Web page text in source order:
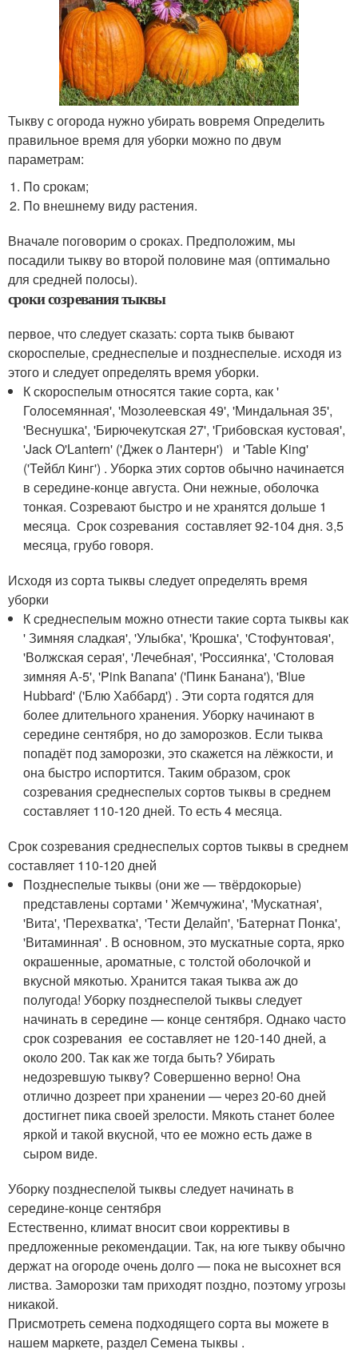
Тыкву с огорода нужно убирать вовремя Определить
правильное время для уборки можно по двум
параметрам:
По срокам;
По внешнему виду растения.
Вначале поговорим о сроках. Предположим, мы
посадили тыкву во второй половине мая (оптимально
для средней полосы).
сроки созревания тыквы
первое, что следует сказать: сорта тыкв бывают
скороспелые, среднеспелые и позднеспелые. исходя из
этого и следует определять время уборки.
К скороспелым относятся такие сорта, как '
Голосемянная', 'Мозолеевская 49', 'Миндальная 35',
'Веснушка', 'Бирючекутская 27', 'Грибовская кустовая',
'Jack O'Lantern' ('Джек о Лантерн') и 'Table King'
('Тейбл Кинг') . Уборка этих сортов обычно начинается
в середине-конце августа. Они нежные, оболочка
тонкая. Созревают быстро и не хранятся дольше 1
месяца. Срок созревания составляет 92-104 дня. 3,5
месяца, грубо говоря.
Исходя из сорта тыквы следует определять время
уборки
К среднеспелым можно отнести такие сорта тыквы как
' Зимняя сладкая', 'Улыбка', 'Крошка', 'Стофунтовая',
'Волжская серая', 'Лечебная', 'Россиянка', 'Столовая
зимняя А-5', 'Pink Banana' ('Пинк Банана'), 'Blue
Hubbard' ('Блю Хаббард') . Эти сорта годятся для
более длительного хранения. Уборку начинают в
середине сентября, но до заморозков. Если тыква
попадёт под заморозки, это скажется на лёжкости, и
она быстро испортится. Таким образом, срок
созревания среднеспелых сортов тыквы в среднем
составляет 110-120 дней. То есть 4 месяца.
Срок созревания среднеспелых сортов тыквы в среднем
составляет 110-120 дней
Позднеспелые тыквы (они же — твёрдокорые)
представлены сортами ' Жемчужина', 'Мускатная',
'Вита', 'Перехватка', 'Тести Делайп', 'Батернат Понка',
'Витаминная' . В основном, это мускатные сорта, ярко
окрашенные, ароматные, с толстой оболочкой и
вкусной мякотью. Хранится такая тыква аж до
полугода! Уборку позднеспелой тыквы следует
начинать в середине — конце сентября. Однако часто
срок созревания ее составляет не 120-140 дней, а
около 200. Так как же тогда быть? Убирать
недозревшую тыкву? Совершенно верно! Она
отлично дозреет при хранении — через 20-60 дней
достигнет пика своей зрелости. Мякоть станет более
яркой и такой вкусной, что ее можно есть даже в
сыром виде.
Уборку позднеспелой тыквы следует начинать в
середине-конце сентября
Естественно, климат вносит свои коррективы в
предложенные рекомендации. Так, на юге тыкву обычно
держат на огороде очень долго — пока не высохнет вся
листва. Заморозки там приходят поздно, поэтому угрозы
никакой.
Присмотреть семена подходящего сорта вы можете в
нашем маркете, раздел Семена тыквы .